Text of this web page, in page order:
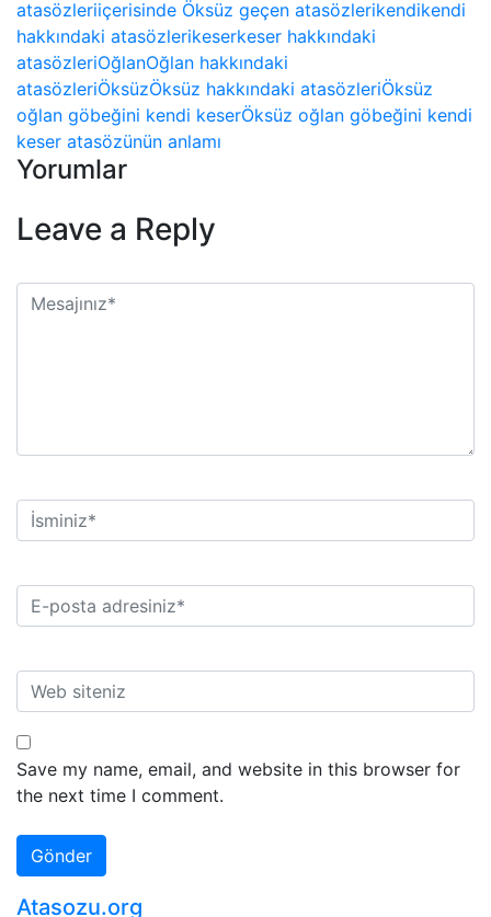
atasözleriiçerisinde Öksüz geçen atasözlerikendikendi
hakkındaki atasözlerikeserkeser hakkındaki
atasözleriOğlanOğlan hakkındaki
atasözleriÖksüzÖksüz hakkındaki atasözleriÖksüz
oğlan göbeğini kendi keserÖksüz oğlan göbeğini kendi
keser atasözünün anlamı
Yorumlar
Leave a Reply
Save my name, email, and website in this browser for
the next time I comment.
Atasozu.org